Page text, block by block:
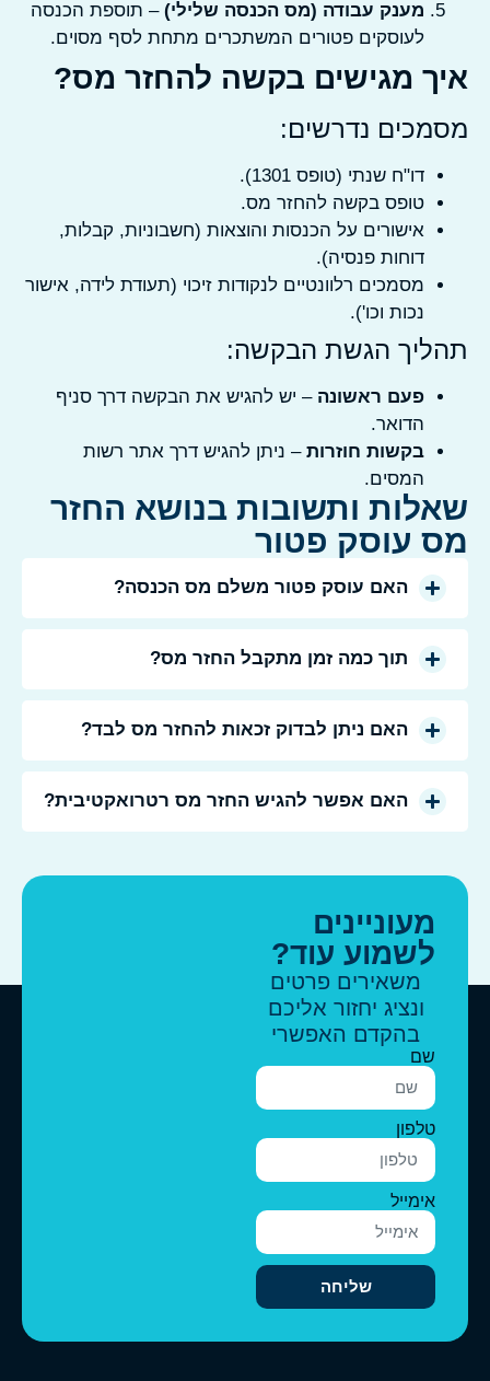
מענק עבודה (מס הכנסה שלילי)– תוספת הכנסה
לעוסקים פטורים המשתכרים מתחת לסף מסוים.
מגישים בקשה להחזר מס?
נדרשים:
דו"ח שנתי (טופס 1301).
טופס בקשה להחזר מס.
אישורים על הכנסות והוצאות (חשבוניות, קבלות,
דוחות פנסיה).
מסמכים רלוונטיים לנקודות זיכוי (תעודת לידה, אישור
נכות וכו').
הגשת הבקשה:
פעם ראשונה– יש להגיש את הבקשה דרך סניף
הדואר.
בקשות חוזרות– ניתן להגיש דרך אתר רשות
המסים.
ותשובות בנושא החזר
עוסק פטור
האם עוסק פטור משלם מס הכנסה?
תוך כמה זמן מתקבל החזר מס?
האם ניתן לבדוק זכאות להחזר מס לבד?
האם אפשר להגיש החזר מס רטרואקטיבית?
מעוניינים
לשמוע עוד?
משאירים פרטים
ונציג יחזור אליכם
בהקדם האפשרי
אימייל
שליחה